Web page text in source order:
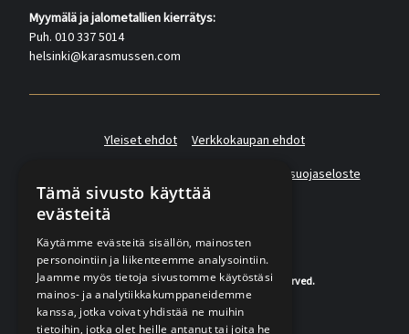
Myymälä ja jalometallien kierrätys:
Puh. 010 337 5014
helsinki@karasmussen.com
Yleiset ehdot
Verkkokaupan ehdot
Asiakas- ja suoramarkkinointirekisterin tietosuojaseloste
© 2020-2026 K.A.Rasmussen. All rights reserved.
Tämä sivusto käyttää
evästeitä
Käytämme evästeitä sisällön, mainosten
personointiin ja liikenteemme analysointiin.
Jaamme myös tietoja sivustomme käytöstäsi
mainos- ja analytiikkakumppaneidemme
kanssa, jotka voivat yhdistää ne muihin
tietoihin, jotka olet heille antanut tai joita he